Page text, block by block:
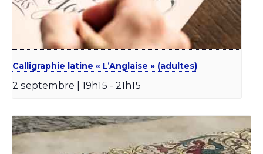
Calligraphie latine « L’Anglaise » (adultes)
2 septembre | 19h15 - 21h15